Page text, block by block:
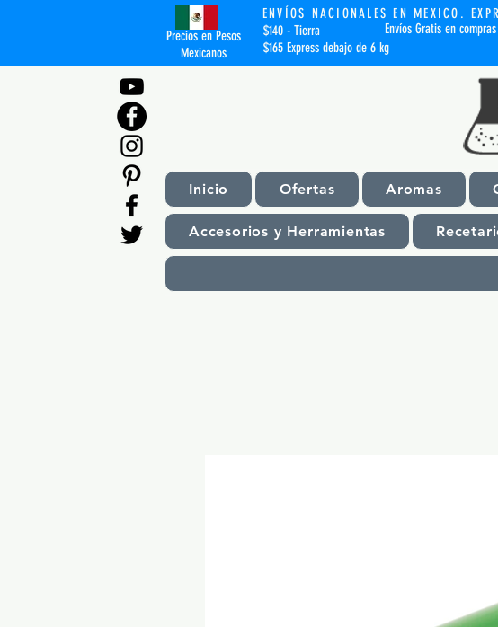
Precios en Pesos
Mexicanos
ENVÍOS NACIONALES EN MEXICO.
Envíos Gratis en
$140 - Tierra
$165 Express debajo de 6 kg
Inicio Ofertas Aromas
Accesorios y Herramientas